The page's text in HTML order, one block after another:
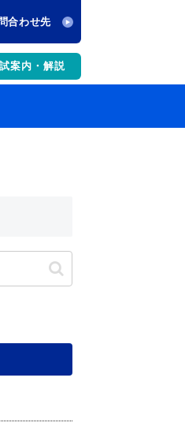
合わせ先
案内・解説